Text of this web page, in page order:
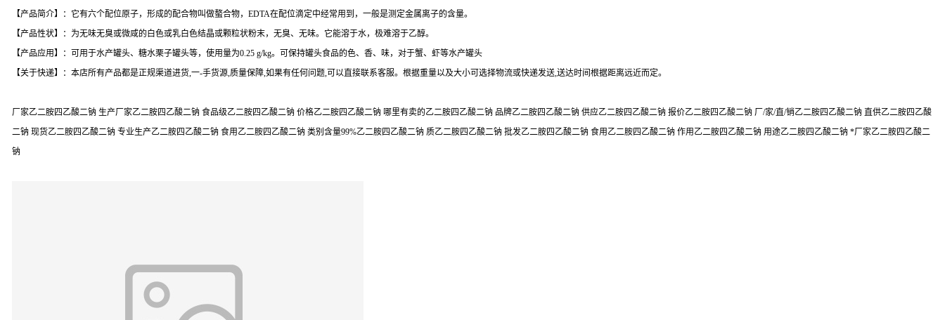
【产品简介】：它有六个配位原子，形成的配合物叫做螯合物，EDTA在配位滴定中经常用到，一般是测定金属离子的含量。
【产品性状】：为无味无臭或微咸的白色或乳白色结晶或颗粒状粉末，无臭、无味。它能溶于水，极难溶于乙醇。
【产品应用】：可用于水产罐头、糖水栗子罐头等，使用量为0.25 g/kg。可保持罐头食品的色、香、味，对于蟹、虾等水产罐头
【关于快递】：本店所有产品都是正规渠道进货,一-手货源,质量保障,如果有任何问题,可以直接联系客服。根据重量以及大小可选择物流或快递发送,送达时间根据距离远近而定。
厂家乙二胺四乙酸二钠 生产厂家乙二胺四乙酸二钠 食品级乙二胺四乙酸二钠 价格乙二胺四乙酸二钠 哪里有卖的乙二胺四乙酸二钠 品牌乙二胺四乙酸二钠 供应乙二胺四乙酸二钠 报价乙二胺四乙酸二钠 厂/家/直/销乙二胺四乙酸二钠 直供乙二胺四乙酸
二钠 现货乙二胺四乙酸二钠 专业生产乙二胺四乙酸二钠 食用乙二胺四乙酸二钠 类别含量99%乙二胺四乙酸二钠 质乙二胺四乙酸二钠 批发乙二胺四乙酸二钠 食用乙二胺四乙酸二钠 作用乙二胺四乙酸二钠 用途乙二胺四乙酸二钠 *厂家乙二胺四乙酸二
钠